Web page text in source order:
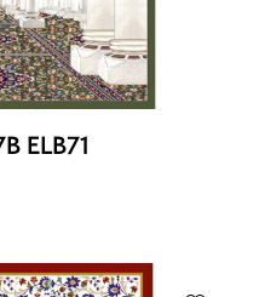
ELB71